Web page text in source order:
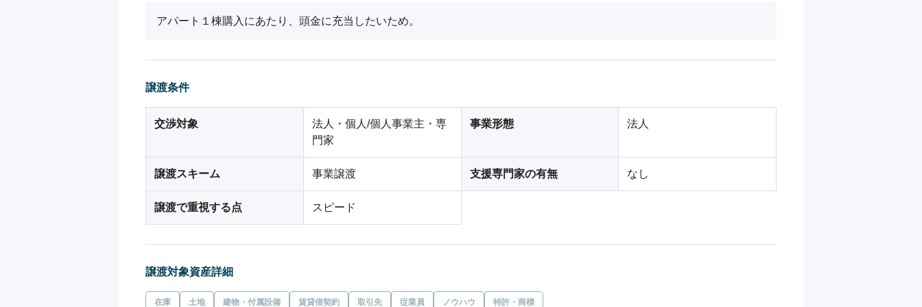
アパート１棟購入にあたり、頭金に充当したいため。
譲渡条件
交渉対象
法人・個人/個人事業主・専
門家
事業形態 法人
譲渡スキーム 事業譲渡 支援専門家の有無 なし
譲渡で重視する点 スピード
譲渡対象資産詳細
在庫 土地 建物・付属設備 賃貸借契約 取引先 従業員 ノウハウ 特許・商標